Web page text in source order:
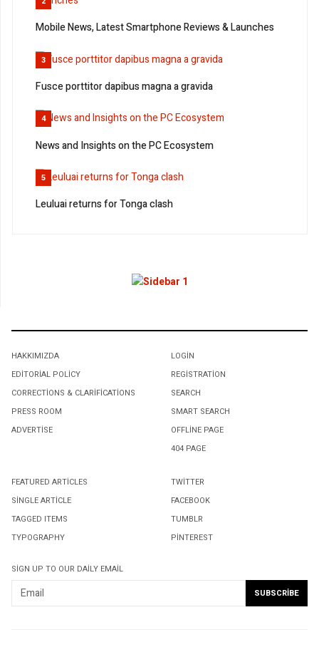
Mobile News, Latest Smartphone Reviews & Launches
3
Fusce porttitor dapibus magna a gravida
4
News and Insights on the PC Ecosystem
5
Leuluai returns for Tonga clash
HAKKIMIZDA
EDITORIAL POLICY
CORRECTIONS & CLARIFICATIONS
PRESS ROOM
ADVERTISE
LOGIN
REGISTRATION
SEARCH
SMART SEARCH
OFFLINE PAGE
404 PAGE
FEATURED ARTICLES
SINGLE ARTICLE
TAGGED ITEMS
TYPOGRAPHY
TWITTER
FACEBOOK
TUMBLR
PINTEREST
SIGN UP TO OUR DAILY EMAIL